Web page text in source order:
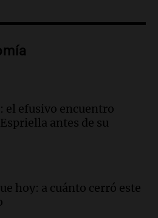
a pareja en Alderete por
García Cueva llama a
a abordar problemas
en Buenos Aires
en julio, generando
el efusivo encuentro
antes de su
hoy: a cuánto cerró este